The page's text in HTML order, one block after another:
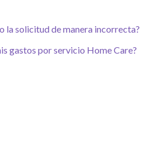
la solicitud de manera incorrecta?
gastos por servicio Home Care?